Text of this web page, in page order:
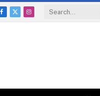
Facebook
X
Instagram